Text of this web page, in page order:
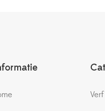
Verf